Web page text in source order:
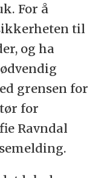
til
For å
til
og ha
grensen for
for
Ravndal